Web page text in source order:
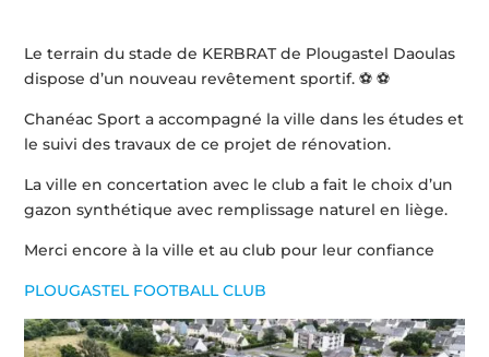
Le terrain du stade de KERBRAT de Plougastel Daoulas
dispose d’un nouveau revêtement sportif. ⚽ ⚽
Chanéac Sport a accompagné la ville dans les études et
le suivi des travaux de ce projet de rénovation.
La ville en concertation avec le club a fait le choix d’un
gazon synthétique avec remplissage naturel en liège.
Merci encore à la ville et au club pour leur confiance
PLOUGASTEL FOOTBALL CLUB